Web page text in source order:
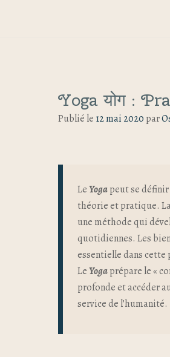
Yoga योग :
Publié le 12 mai 2020 par
LeYogapeut se
théorie et pratique.
une méthode qui
quotidiennes. Les
essentielle dans
LeYogaprépare le «
profonde et accéder
service de l’humanité.